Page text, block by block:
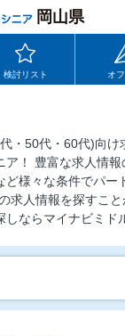
岡山県
検討リスト オ
・50代・60代)向け
ア！ 豊富な求人情
ど様々な条件でパー
求人情報を探すこ
しならマイナビミド